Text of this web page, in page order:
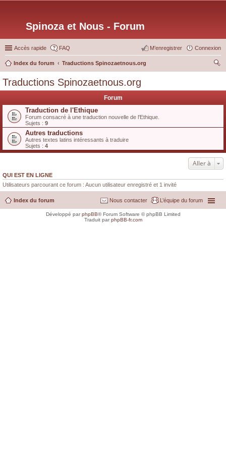
Spinoza et Nous - Forum
Accès rapide FAQ Connexion
M’enregistrer
Index du forum
Traductions Spinozaetnous.org
Traductions Spinozaetnous.org
Forum
Traduction de l'Ethique
Forum consacré à une traduction nouvelle de l'Ethique.
Sujets : 9
Autres traductions
Autres textes latins intéressants à traduire
Sujets : 4
Aller à
QUI EST EN LIGNE
Utilisateurs parcourant ce forum : Aucun utilisateur enregistré et 1 invité
Index du forum L’équipe du forum
Nous contacter
Développé parphpBB® Forum Software © phpBB Limited
Traduit parphpBB-fr.com